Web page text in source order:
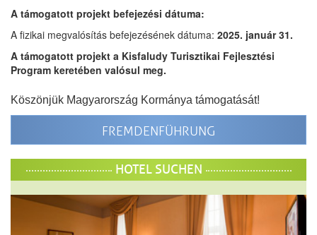
A támogatott projekt befejezési dátuma:
A fizikai megvalósítás befejezésének dátuma: 2025. január 31.
A támogatott projekt a Kisfaludy Turisztikai Fejlesztési
Program keretében valósul meg.
Köszönjük Magyarország Kormánya támogatását!
FREMDENFÜHRUNG
HOTEL SUCHEN